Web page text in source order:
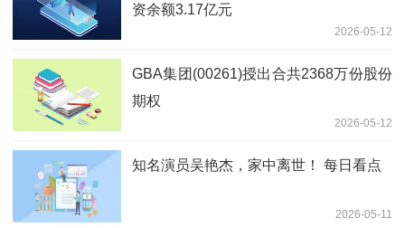
资余额3.17亿元
2026-05-12
GBA集团(00261)授出合共2368万份股份
期权
2026-05-12
知名演员吴艳杰，家中离世！ 每日看点
2026-05-11